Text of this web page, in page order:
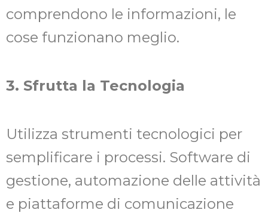
comprendono le informazioni, le
cose funzionano meglio.
3. Sfrutta la Tecnologia
Utilizza strumenti tecnologici per
semplificare i processi. Software di
gestione, automazione delle attività
e piattaforme di comunicazione